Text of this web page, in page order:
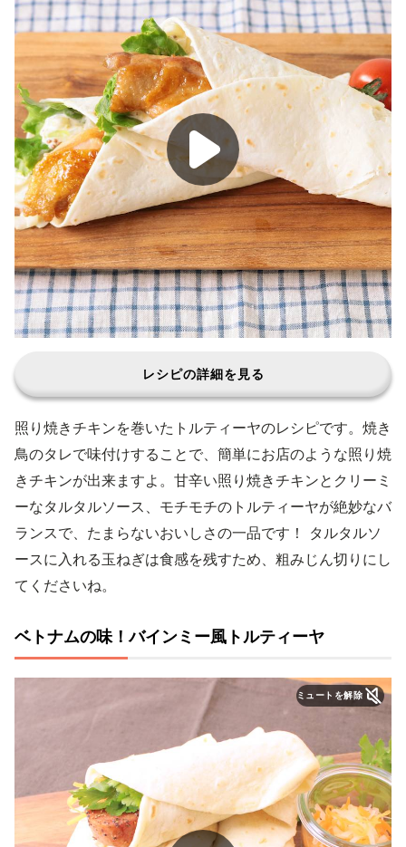
レシピの詳細を見る
照り焼きチキンを巻いたトルティーヤのレシピです。焼き
鳥のタレで味付けすることで、簡単にお店のような照り焼
きチキンが出来ますよ。甘辛い照り焼きチキンとクリーミ
ーなタルタルソース、モチモチのトルティーヤが絶妙なバ
ランスで、たまらないおいしさの一品です！ タルタルソ
ースに入れる玉ねぎは食感を残すため、粗みじん切りにし
てくださいね。
ベトナムの味！バインミー風トルティーヤ
ミュートを解除